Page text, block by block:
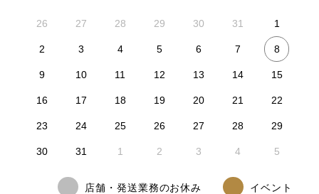
26 27 28 29 30 31 1
2 3 4 5 6 7 8
9 10 11 12 13 14 15
16 17 18 19 20 21 22
23 24 25 26 27 28 29
30 31 1 2 3 4 5
店舗・発送業務のお休み イベント